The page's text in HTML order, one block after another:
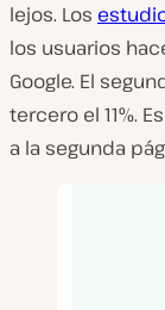
lejos. Los
los usuarios
Google. El
tercero el 11%.
a la segunda